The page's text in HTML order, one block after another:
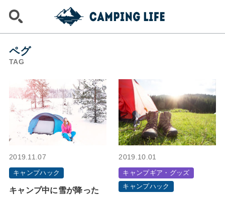
ペグ
TAG
2019.11.07
キャンプハック
キャンプ中に雪が降った
2019.10.01
キャンプギア・グッズ
キャンプハック